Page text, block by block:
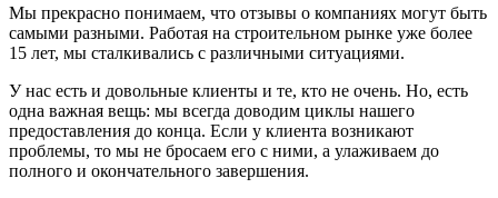
Мы прекрасно понимаем, что отзывы о компаниях могут быть
самыми разными. Работая на строительном рынке уже более
15 лет, мы сталкивались с различными ситуациями.
У нас есть и довольные клиенты и те, кто не очень. Но, есть
одна важная вещь: мы всегда доводим циклы нашего
предоставления до конца. Если у клиента возникают
проблемы, то мы не бросаем его с ними, а улаживаем до
полного и окончательного завершения.